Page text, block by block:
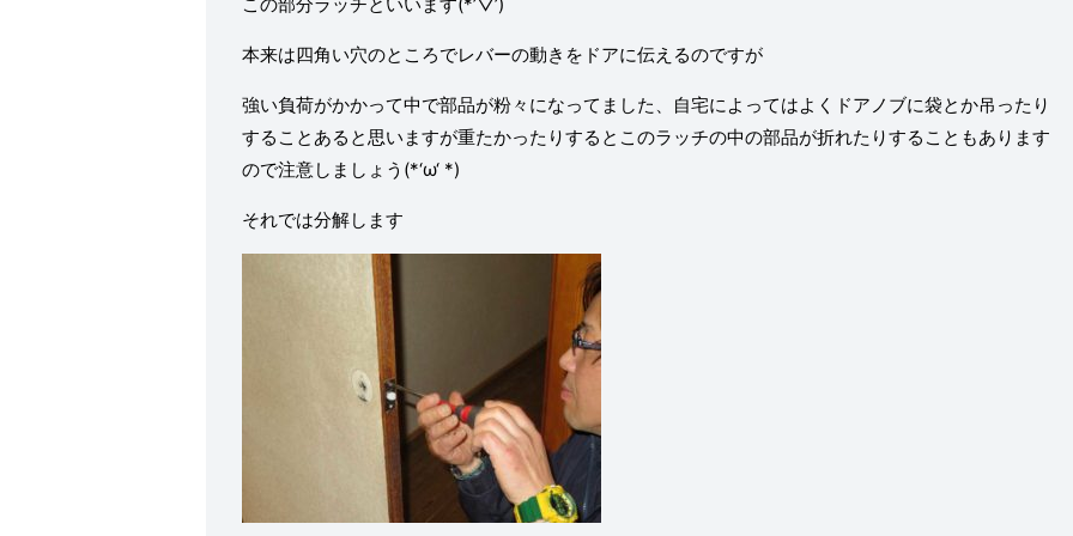
この部分ラッチといいます(*’▽’)
本来は四角い穴のところでレバーの動きをドアに伝えるのですが
強い負荷がかかって中で部品が粉々になってました、自宅によってはよくドアノブに袋とか吊ったり
することあると思いますが重たかったりするとこのラッチの中の部品が折れたりすることもあります
ので注意しましょう(*‘ω‘ *)
それでは分解します